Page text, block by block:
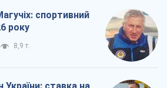
спортивний
року
8,9 т.